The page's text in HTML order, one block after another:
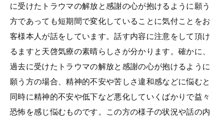
に受けたトラウマの解放と感謝の心が抱けるように願う
方であっても短期間で変化していることに気付ことをお
客様本人が話をしています。話す内容に注意をして頂け
るますと天啓気療の素晴らしさが分かります。確かに、
過去に受けたトラウマの解放と感謝の心が抱けるように
願う方の場合、精神的不安や苦しさ違和感などに悩むと
同時に精神的不安や低下など悪化していくばかりで益々
恐怖を感じ悩むものです。この方の様子の状況や話の内